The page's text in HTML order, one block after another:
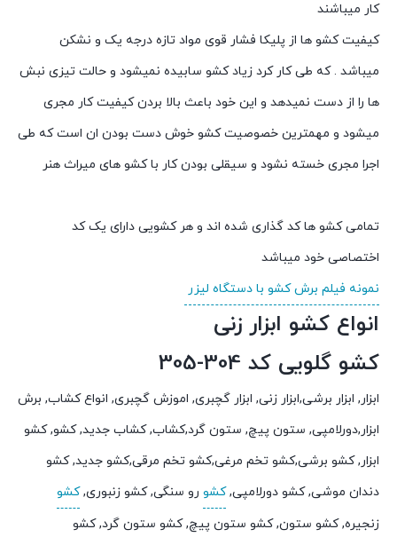
کار میباشند
کیفیت کشو ها از پلیکا فشار قوی مواد تازه درجه یک و نشکن
میباشد . که طی کار کرد زیاد کشو سابیده نمیشود و حالت تیزی نبش
ها را از دست نمیدهد و این خود باعث بالا بردن کیفیت کار مجری
میشود و مهمترین خصوصیت کشو خوش دست بودن ان است که طی
اجرا مجری خسته نشود و سیقلی بودن کار با کشو های میراث هنر
تمامی کشو ها کد گذاری شده اند و هر کشویی دارای یک کد
اختصاصی خود میباشد
نمونه فیلم برش کشو با دستگاه لیزر
انواع کشو ابزار زنی
کشو گلویی کد 304-305
ابزار, ابزار برشی,ابزار زنی, ابزار گچبری, اموزش گچبری, انواع کشاب, برش
ابزار,دورلامپی, ستون پیچ, ستون گرد,کشاب, کشاب جدید, کشو, کشو
ابزار, کشو برشی,کشو تخم مرغی,کشو تخم مرقی,کشو جدید, کشو
دندان موشی, کشو دورلامپی,کشو رو سنگی, کشو زنبوری,کشو
زنجیره, کشو ستون, کشو ستون پیچ, کشو ستون گرد, کشو